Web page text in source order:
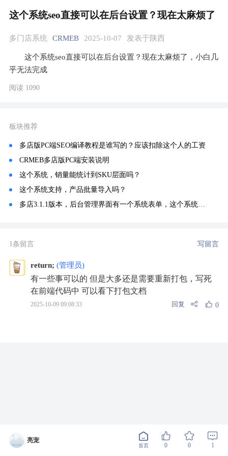
这个系统seo直接可以在后台设置？现在太麻烦了
多门店系统 CRMEB 2025-10-07 发表于陕西
这个系统seo直接可以在后台设置？现在太麻烦了，小白几
乎无法完成
阅读 1090
板块推荐
多店版PC端SEO编译教程是谁写的？应该扣除这个人的工资
CRMEB多店版PC端安装说明
这个系统，销量能统计到SKU层面吗？
这个系统支持，产品批量导入吗？
多店3.1.1版本，后台管理界面有一个系统表单，这个系统表怎么在装修组件里面看不到，怎么用于页面使用？
亮宠
首页 0 0 1
1条留言 写留言
return; (管理员)
有一些事可以的 但是大多还是需要重新打包，写死
在前端代码中 可以看下打包文档
2025-10-09 09:08:33 回复 0